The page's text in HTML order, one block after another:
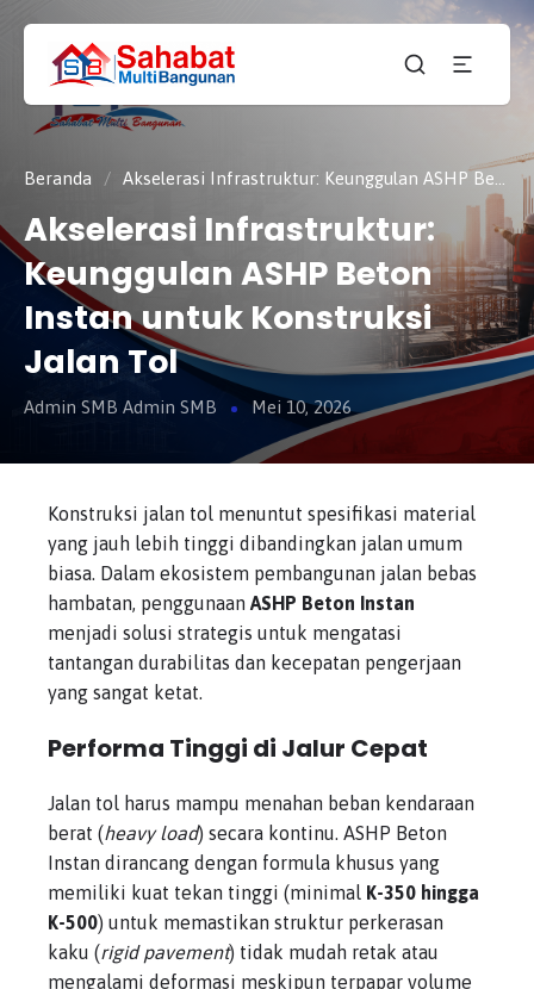
CV.
SAHABAT
MULTI
BANGUNAN
Sahabat
Pembangunan Anda
Beranda / Akselerasi Infrastruktur: Keunggulan ASHP Beton Instan untuk Konstruksi Jalan Tol
Akselerasi Infrastruktur:
Keunggulan ASHP Beton
Instan untuk Konstruksi
Jalan Tol
Admin SMB Admin SMB Mei 10, 2026
Konstruksi jalan tol menuntut spesifikasi material
yang jauh lebih tinggi dibandingkan jalan umum
biasa. Dalam ekosistem pembangunan jalan bebas
hambatan, penggunaan ASHP Beton Instan
menjadi solusi strategis untuk mengatasi
tantangan durabilitas dan kecepatan pengerjaan
yang sangat ketat.
Performa Tinggi di Jalur Cepat
Jalan tol harus mampu menahan beban kendaraan
berat (heavy load) secara kontinu. ASHP Beton
Instan dirancang dengan formula khusus yang
memiliki kuat tekan tinggi (minimal K-350 hingga
K-500) untuk memastikan struktur perkerasan
kaku (rigid pavement) tidak mudah retak atau
mengalami deformasi meskipun terpapar volume